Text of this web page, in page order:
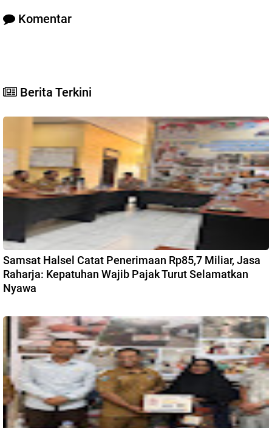
Komentar
Berita Terkini
Samsat Halsel Catat Penerimaan Rp85,7 Miliar, Jasa
Raharja: Kepatuhan Wajib Pajak Turut Selamatkan
Nyawa